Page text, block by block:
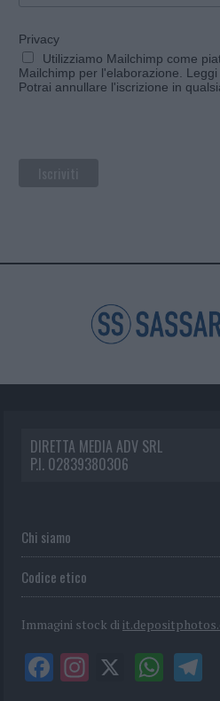
Privacy
Utilizziamo Mailchimp come
Mailchimp per l'elaborazione.
Potrai annullare l'iscrizione in
DIRETTA MEDIA ADV SRL
P.I. 02839380306
Chi siamo
Codice etico
Immagini stock di